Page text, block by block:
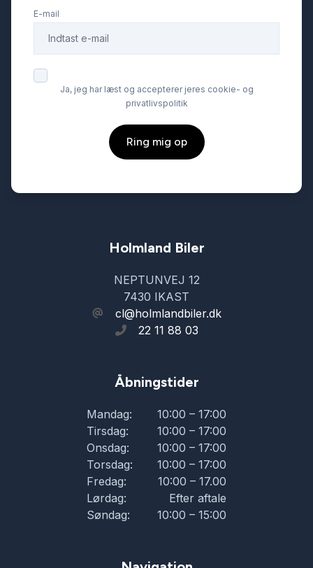
E-mail
Ja, jeg har læst og accepterer jeres cookie- og
privatlivspolitik
Ring mig op
Holmland Biler
NEPTUNVEJ 12
7430 IKAST
cl@holmlandbiler.dk
22 11 88 03
Åbningstider
Mandag:
10:00 – 17:00
Tirsdag:
10:00 – 17:00
Onsdag:
10:00 – 17:00
Torsdag:
10:00 – 17:00
Fredag:
10:00 – 17.00
Lørdag:
Efter aftale
Søndag:
10:00 – 15:00